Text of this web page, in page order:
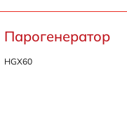
Парогенератор
HGX60